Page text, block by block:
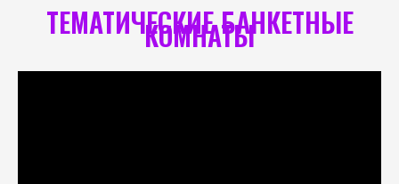
ТЕМАТИЧЕСКИЕ БАНКЕТНЫЕ
КОМНАТЫ